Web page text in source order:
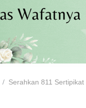
Serahkan 811